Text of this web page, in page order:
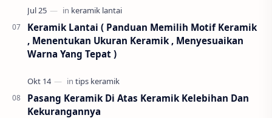
Keramik Lantai ( Panduan Memilih Motif Keramik
, Menentukan Ukuran Keramik , Menyesuaikan
Warna Yang Tepat )
Pasang Keramik Di Atas Keramik Kelebihan Dan
Kekurangannya